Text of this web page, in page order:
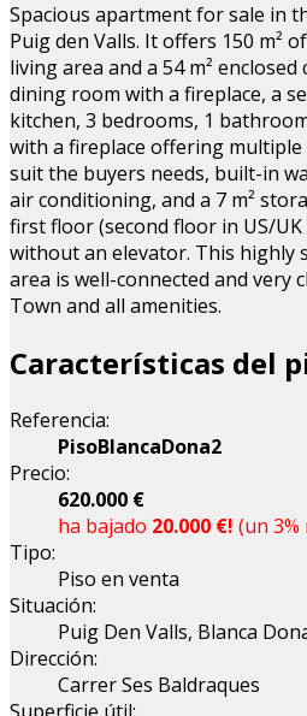
Spacious apartment for sale in
Puig den Valls. It offers 150 m²
living area and a 54 m²
dining room with a fireplace, a
kitchen, 3 bedrooms, 1
with a fireplace offering
suit the buyers needs, built-in
air conditioning, and a 7 m²
first floor (second floor in US/
without an elevator. This highly
area is well-connected and very
Town and all amenities.
Características del
Referencia:
PisoBlancaDona2
Precio:
620.000 €
ha bajado 20.000 €! (un 3%
Tipo:
Piso en venta
Situación:
Puig Den Valls, Blanca
Dirección:
Carrer Ses Baldraques